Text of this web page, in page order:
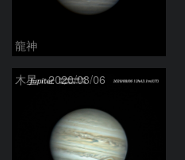
龍神
木星 2020/08/06